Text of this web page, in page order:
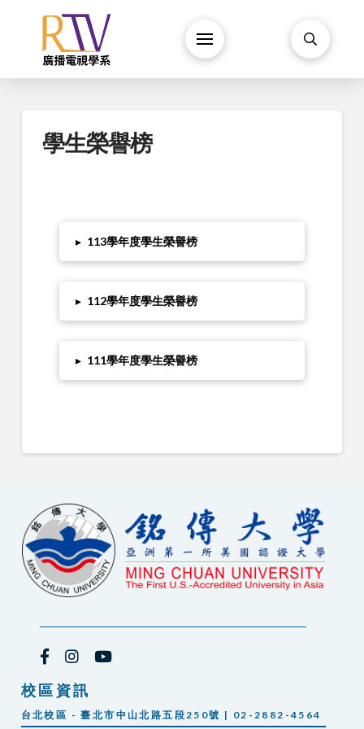
學生榮譽榜
▸ 113學年度學生榮譽榜
▸ 112學年度學生榮譽榜
▸ 111學年度學生榮譽榜
校區資訊
台北校區 - 臺北市中山北路五段250號 | 02-2882-4564